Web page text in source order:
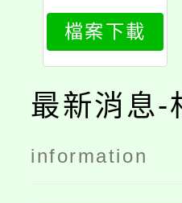
週
檔案下載
最新消息-
information